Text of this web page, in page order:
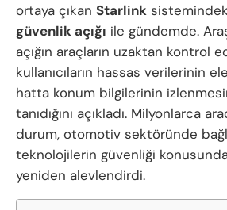
ortaya çıkan Starlink
güvenlik açığı ile gündemde.
açığın araçların uzaktan kontrol
kullanıcıların hassas verilerinin
hatta konum bilgilerinin
tanıdığını açıkladı. Milyonlarca
durum, otomotiv sektöründe
teknolojilerin güvenliği
yeniden alevlendirdi.